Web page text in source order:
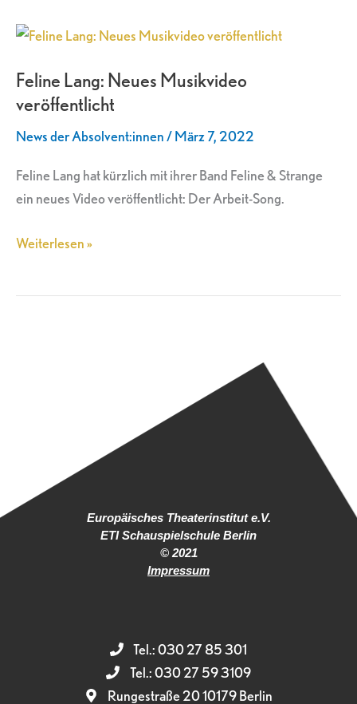
Feline Lang: Neues Musikvideo
veröffentlicht
News der Absolvent:innen/März 7, 2022
Feline Lang hat kürzlich mit ihrer Band Feline & Strange
ein neues Video veröffentlicht: Der Arbeit-Song.
Feline
Neues
Musikvideo
Weiterlesen »
Europäisches Theaterinstitut e.V.
ETI Schauspielschule Berlin
© 2021
Impressum
Tel.: 030 27 85 301
Tel.: 030 27 59 3109
Rungestraße 20 10179 Berlin